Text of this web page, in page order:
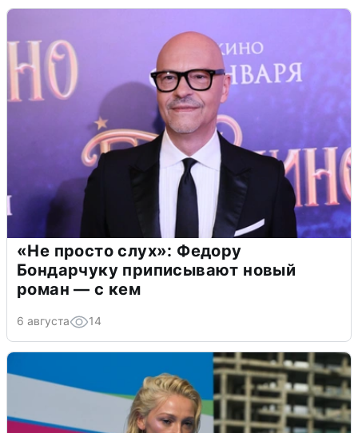
«Не просто слух»: Федору
Бондарчуку приписывают новый
роман — с кем
6 августа 14